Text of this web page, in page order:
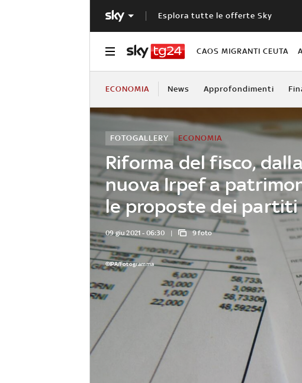
Esplora tutte le offerte Sky
CAOS MIGRANTI CEUTA
ECONOMIA News Approfondimenti
Riforma del fisco,
nuova Irpef a
le proposte dei partiti
ECONOMIA
FOTOGALLERY
09 giu 2021 - 06:30 9 foto
©IPA/Fotogramma